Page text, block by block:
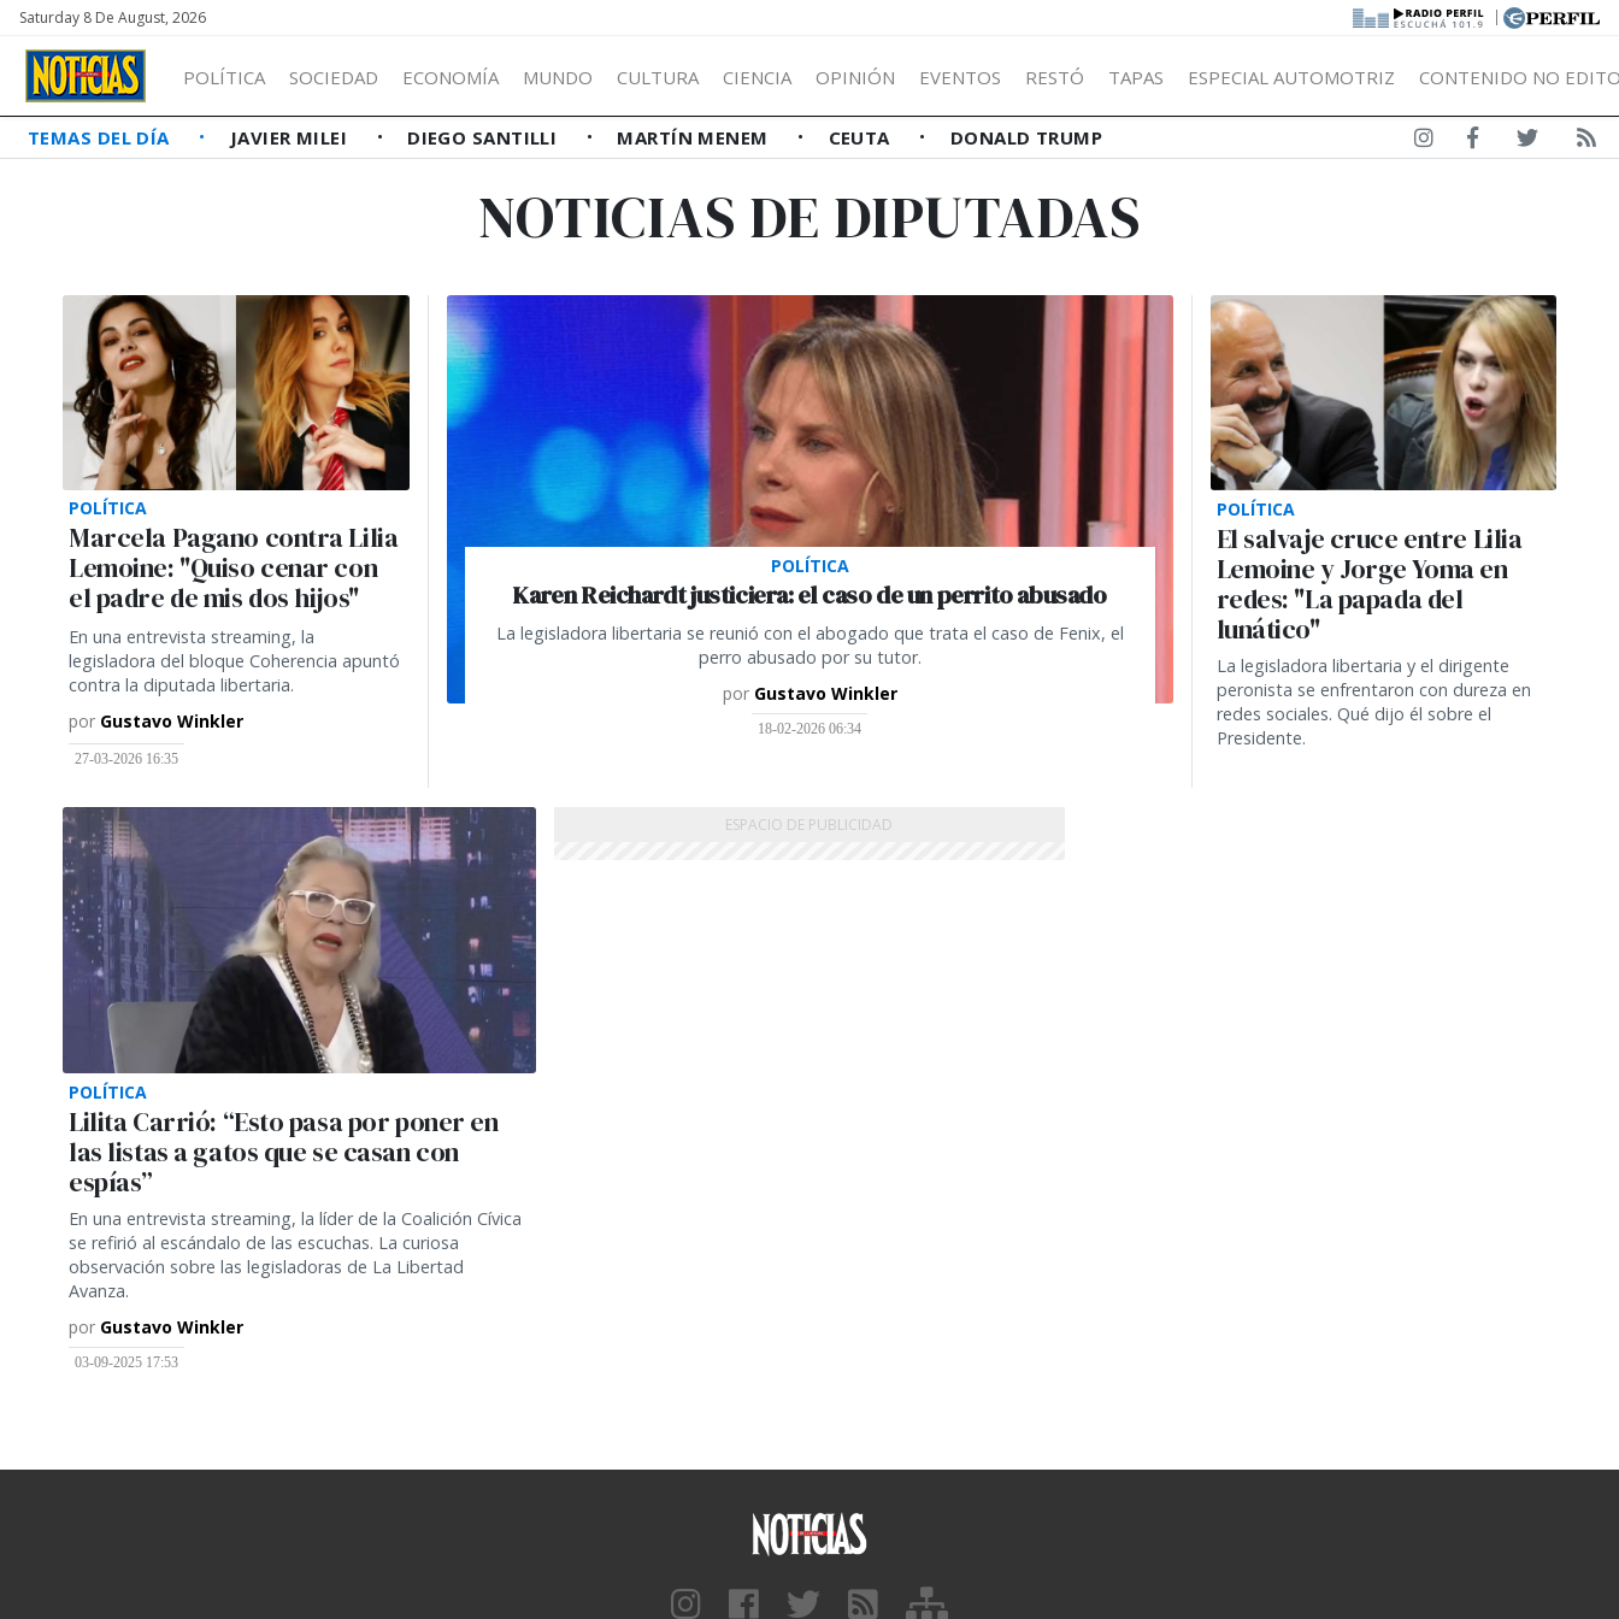
Saturday 8 De August, 2026 |
POLÍTICA SOCIEDAD ECONOMÍA MUNDO CULTURA CIENCIA OPINIÓN EVENTOS RESTÓ TAPAS ESPECIAL AUTOMOTRIZ CONTENIDO NO
TEMAS DEL DÍA JAVIER MILEI DIEGO SANTILLI MARTÍN MENEM CEUTA DONALD TRUMP
NOTICIAS DE DIPUTADAS
POLÍTICA
Marcela Pagano contra Lilia
Lemoine: "Quiso cenar con
el padre de mis dos hijos"
En una entrevista streaming, la
legisladora del bloque Coherencia apuntó
contra la diputada libertaria.
por Gustavo Winkler
27-03-2026 16:35
POLÍTICA
Karen Reichardt justiciera: el caso de un perrito abusado
La legisladora libertaria se reunió con el abogado que trata el caso de Fenix, el
perro abusado por su tutor.
por Gustavo Winkler
18-02-2026 06:34
POLÍTICA
El salvaje cruce entre Lilia
Lemoine y Jorge Yoma en
redes: "La papada del
lunático"
La legisladora libertaria y el dirigente
peronista se enfrentaron con dureza en
redes sociales. Qué dijo él sobre el
Presidente.
POLÍTICA
Lilita Carrió: “Esto pasa por poner en
las listas a gatos que se casan con
espías”
En una entrevista streaming, la líder de la Coalición Cívica
se refirió al escándalo de las escuchas. La curiosa
observación sobre las legisladoras de La Libertad
Avanza.
por Gustavo Winkler
03-09-2025 17:53